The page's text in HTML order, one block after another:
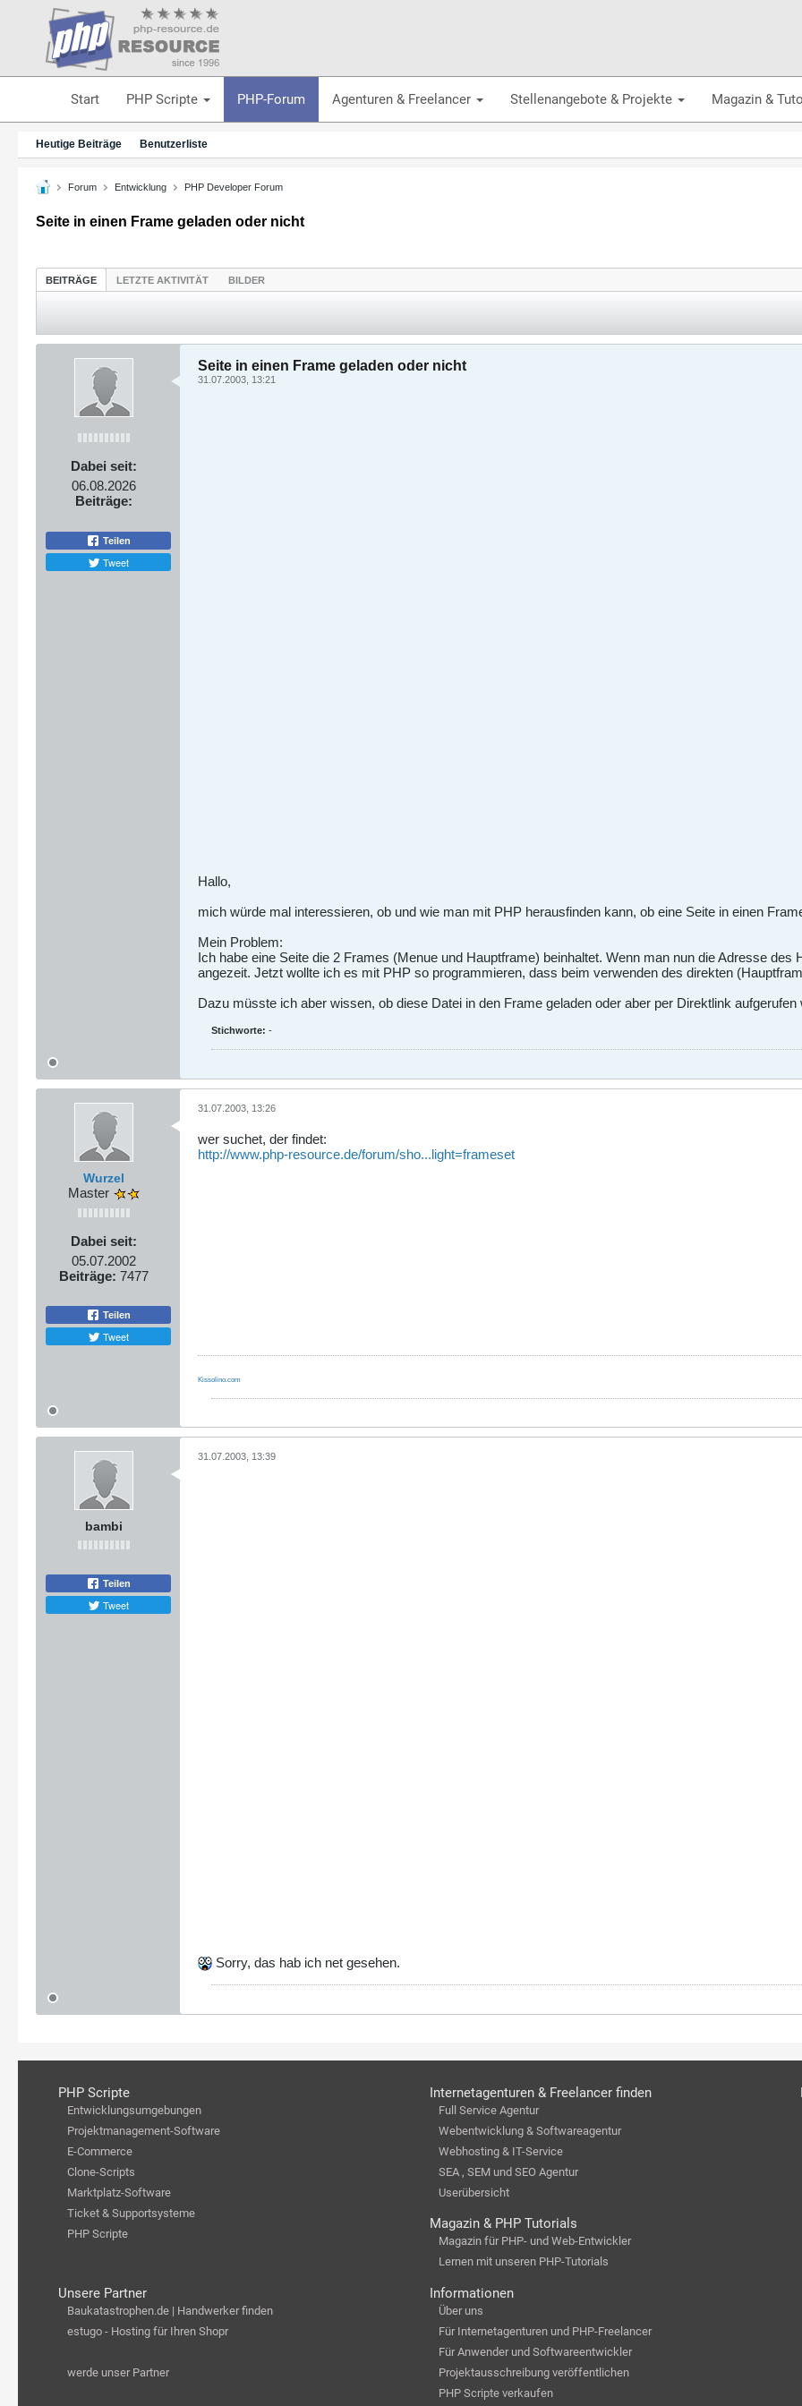
Start PHP Scripte PHP-Forum Agenturen & Freelancer Stellenangebote & Projekte Magazin &
Heutige Beiträge Benutzerliste
Forum Entwicklung PHP Developer Forum
Seite in einen Frame geladen oder nicht
BEITRÄGE LETZTE AKTIVITÄT BILDER
Dabei seit:
06.08.2026
Beiträge:
Teilen
Tweet
Seite in einen Frame geladen oder nicht
31.07.2003, 13:21
Hallo,
mich würde mal interessieren, ob und wie man mit PHP herausfinden kann, ob eine Seite in einen
Mein Problem:
Ich habe eine Seite die 2 Frames (Menue und Hauptframe) beinhaltet. Wenn man nun die Adresse
angezeit. Jetzt wollte ich es mit PHP so programmieren, dass beim verwenden des direkten
Dazu müsste ich aber wissen, ob diese Datei in den Frame geladen oder aber per Direktlink
Stichworte: -
Wurzel
Master
Dabei seit:
05.07.2002
Beiträge: 7477
Teilen
Tweet
31.07.2003, 13:26
wer suchet, der findet:
http://www.php-resource.de/forum/sho...light=frameset
Kissolino.com
bambi
Teilen
Tweet
31.07.2003, 13:39
Sorry, das hab ich net gesehen.
PHP Scripte
Entwicklungsumgebungen
Projektmanagement-Software
E-Commerce
Clone-Scripts
Marktplatz-Software
Ticket & Supportsysteme
PHP Scripte
Internetagenturen & Freelancer finden
Full Service Agentur
Webentwicklung & Softwareagentur
Webhosting & IT-Service
SEA , SEM und SEO Agentur
Userübersicht
Magazin & PHP Tutorials
Magazin für PHP- und Web-Entwickler
Lernen mit unseren PHP-Tutorials
Unsere Partner
Baukatastrophen.de | Handwerker finden
estugo - Hosting für Ihren Shopr
werde unser Partner
Informationen
Über uns
Für Internetagenturen und PHP-Freelancer
Für Anwender und Softwareentwickler
Projektausschreibung veröffentlichen
PHP Scripte verkaufen